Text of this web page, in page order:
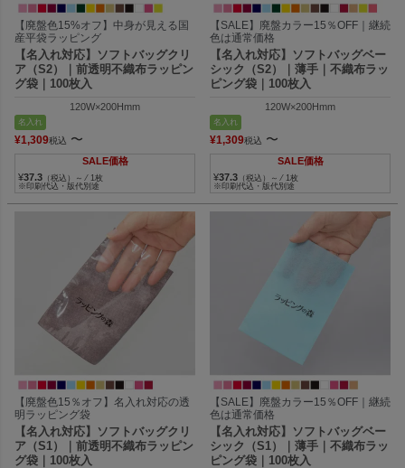
【廃盤色15%オフ】中身が見える国
産平袋ラッピング
【名入れ対応】ソフトバッグクリ
ア（S2）｜前透明不織布ラッピン
グ袋｜100枚入
120W×200Hmm
名入れ
¥1,309税込 〜
SALE価格
¥37.3 （税込）～ ⁄ 1枚
※印刷代込・版代別途
【SALE】廃盤カラー15％OFF｜継続
色は通常価格
【名入れ対応】ソフトバッグベー
シック（S2）｜薄手｜不織布ラッ
ピング袋｜100枚入
120W×200Hmm
名入れ
¥1,309税込 〜
SALE価格
¥37.3 （税込）～ ⁄ 1枚
※印刷代込・版代別途
【廃盤色15％オフ】名入れ対応の透
明ラッピング袋
【名入れ対応】ソフトバッグクリ
ア（S1）｜前透明不織布ラッピン
グ袋｜100枚入
【SALE】廃盤カラー15％OFF｜継続
色は通常価格
【名入れ対応】ソフトバッグベー
シック（S1）｜薄手｜不織布ラッ
ピング袋｜100枚入